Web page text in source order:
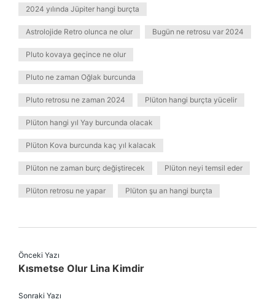
2024 yılında Jüpiter hangi burçta
Astrolojide Retro olunca ne olur Bugün ne retrosu var 2024
Pluto kovaya geçince ne olur
Pluto ne zaman Oğlak burcunda
Pluto retrosu ne zaman 2024 Plüton hangi burçta yücelir
Plüton hangi yıl Yay burcunda olacak
Plüton Kova burcunda kaç yıl kalacak
Plüton ne zaman burç değiştirecek Plüton neyi temsil eder
Plüton retrosu ne yapar Plüton şu an hangi burçta
Önceki Yazı
Kısmetse Olur Lina Kimdir
Sonraki Yazı